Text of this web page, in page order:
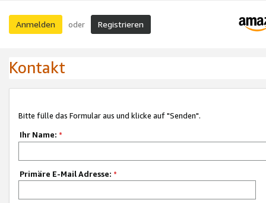
Anmelden oder Registrieren
Kontakt
Bitte fülle das Formular aus und klicke auf "Senden".
Ihr Name: *
Primäre E-Mail Adresse: *